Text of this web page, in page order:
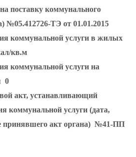
поставку коммунального
№05.412726-ТЭ от 01.01.2015
коммунальной услуги в жилых
кв.м
коммунальной услуги на
0
акт, устанавливающий
коммунальной услуги (дата,
акт органа) №41-ПП